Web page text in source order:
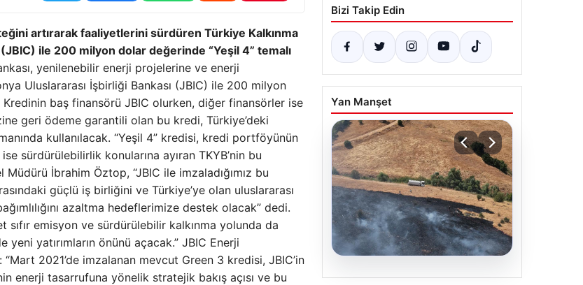
artırarak faaliyetlerini sürdüren Türkiye Kalkınma
(JBIC) ile 200 milyon dolar değerinde “Yeşil 4” temalı
yenilenebilir enerji projelerine ve enerji
Uluslararası İşbirliği Bankası (JBIC) ile 200 milyon
Kredinin baş finansörü JBIC olurken, diğer finansörler ise
geri ödeme garantili olan bu kredi, Türkiye’deki
kullanılacak. “Yeşil 4” kredisi, kredi portföyünün
sürdürülebilirlik konularına ayıran TKYB’nin bu
Müdürü İbrahim Öztop, “JBIC ile imzaladığımız bu
güçlü iş birliğini ve Türkiye’ye olan uluslararası
azaltma hedeflerimize destek olacak” dedi.
sıfır emisyon ve sürdürülebilir kalkınma yolunda da
yatırımların önünü açacak.” JBIC Enerji
2021’de imzalanan mevcut Green 3 kredisi, JBIC’in
enerji tasarrufuna yönelik stratejik bakış açısı ve bu
Bizi Takip Edin
Yan Manşet
05.08.2026